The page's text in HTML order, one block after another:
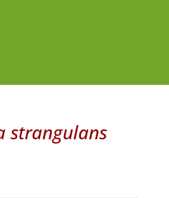
strangulans